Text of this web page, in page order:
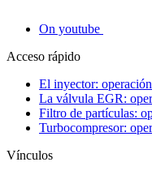
On youtube
Acceso rápido
El inyector:
La válvula EGR:
Filtro de partículas:
Turbocompresor:
Vínculos